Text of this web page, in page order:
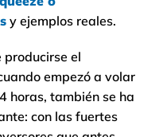
y ejemplos reales.
producirse el
empezó a volar
horas, también se ha
con las fuertes